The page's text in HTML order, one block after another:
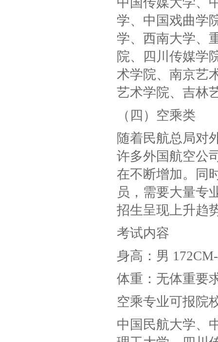
学、中国戏曲学
学、西南大学、
院、四川传媒学
术学院、南京艺
艺术学院、吉林
（四）空乘类
随着民航总局对
许多外国航空公
在不断增加。同
员，需要大量专
招生呈现上升趋
考试内容
身高：男
体重：无体重要
空乘专业可报院
中国民航大学、